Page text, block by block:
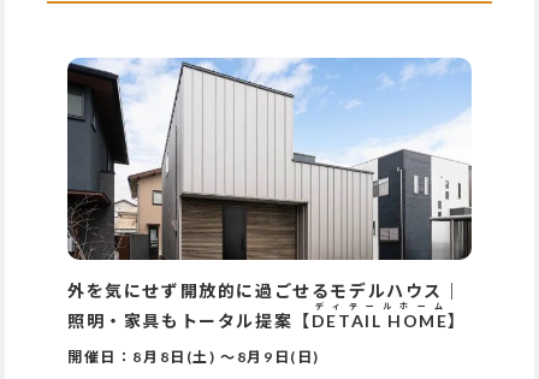
外を気にせず開放的に過ごせるモデルハウス｜
照明・家具もトータル提案【 DETAIL HOME
ディテールホーム
】
開催日： 8月8日(土) ～ 8月9日(日)